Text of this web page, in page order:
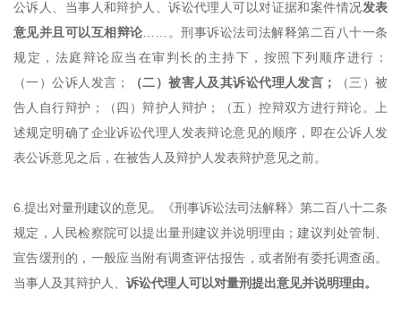
公诉人、当事人和辩护人、诉讼代理人可以对证据和案件情况发表
意见并且可以互相辩论 ……。刑事诉讼法司法解释第二百八十一条
规定，法庭辩论应当在审判长的主持下，按照下列顺序进行：
（一）公诉人发言；
（二）被害人及其诉讼代理人发言；
（三）被
告人自行辩护；（四）辩护人辩护；（五）控辩双方进行辩论。上
述规定明确了企业诉讼代理人发表辩论意见的顺序，即在公诉人发
表公诉意见之后，在被告人及辩护人发表辩护意见之前。
6.提出对量刑建议的意见。 《刑事诉讼法司法解释》 第二百八十二条
规定，人民检察院可以提出量刑建议并说明理由；建议判处管制、
宣告缓刑的，一般应当附有调查评估报告，或者附有委托调查函。
当事人及其辩护人、 诉讼代理人可以对量刑提出意见并说明理由。